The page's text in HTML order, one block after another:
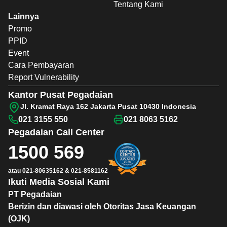
Tentang Kami
Lainnya
Promo
PPID
Event
Cara Pembayaran
Report Vulnerability
PT Pegadaian
Berizin dan diawasi oleh Otoritas Jasa Keuangan
(OJK)
Ikuti Media Sosial Kami
Pegadaian Call Center
1500 569
atau 021-80635162 & 021-8581162
Kantor Pusat Pegadaian
Jl. Kramat Raya 162 Jakarta Pusat 10430 Indonesia
021 3155 550 021 8063 5162